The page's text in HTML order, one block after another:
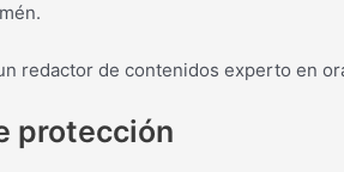
redactor de contenidos experto en
protección